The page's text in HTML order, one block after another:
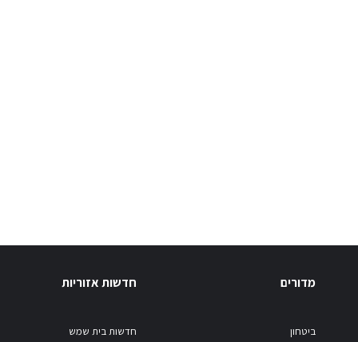
מדורים
ביטחון
חדשות אזוריות
חדשות בית שמש